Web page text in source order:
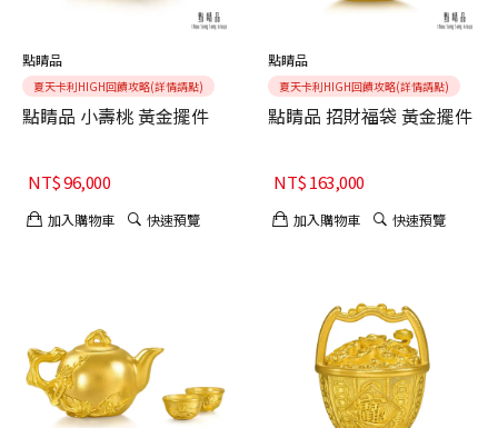
點睛品
夏天卡利HIGH回饋攻略(詳情請點)
點睛品 小壽桃 黃金擺件
NT$96,000
加入購物車 快速預覽
點睛品
夏天卡利HIGH回饋攻略(詳情請點)
點睛品 招財福袋 黃金擺件
NT$163,000
加入購物車 快速預覽